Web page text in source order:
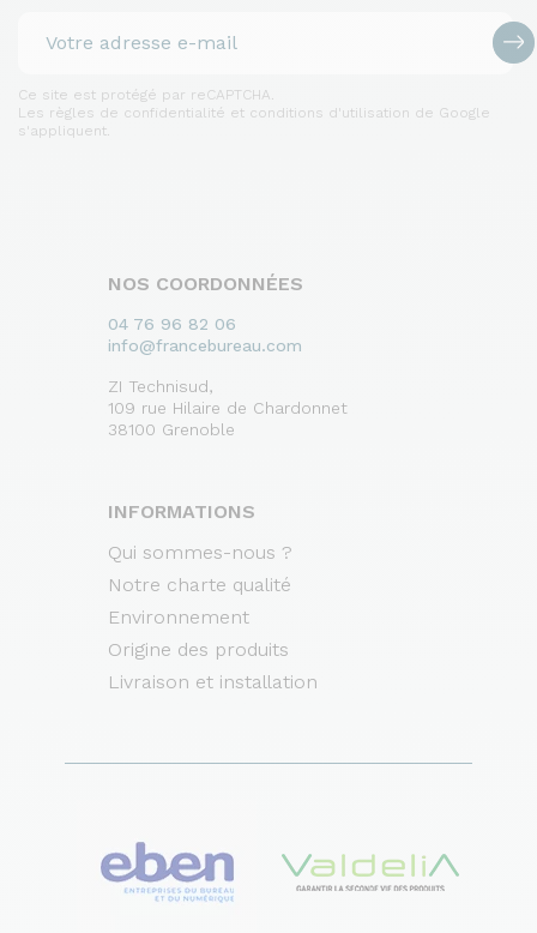
Ce site est protégé par reCAPTCHA.
Les règles de confidentialité et conditions d'utilisation de Google
s'appliquent.
NOS COORDONNÉES
04 76 96 82 06
info@francebureau.com
ZI Technisud,
109 rue Hilaire de Chardonnet
38100 Grenoble
INFORMATIONS
Qui sommes-nous ?
Notre charte qualité
Environnement
Origine des produits
Livraison et installation